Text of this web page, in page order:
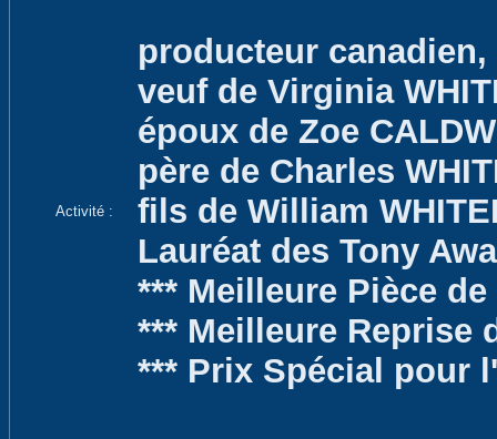
Activité :
producteur canadien,
veuf de Virginia
époux de Zoe
père de Charles
fils de William
Lauréat des Tony
*** Meilleure Pièce de
*** Meilleure Reprise
*** Prix Spécial pour